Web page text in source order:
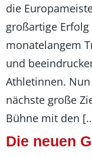
die
großartige
monatelangem
und
Athletinnen.
nächste große
Bühne mit den
Die neuen